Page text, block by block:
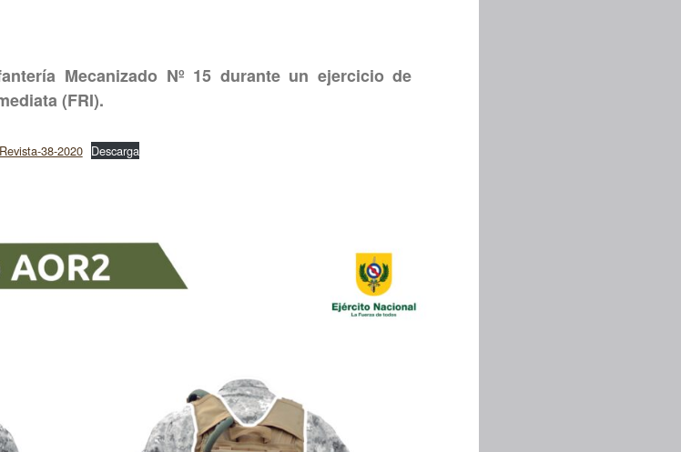
Mecanizado Nº 15 durante un ejercicio de
(FRI).
Revista-38-2020 Descarga